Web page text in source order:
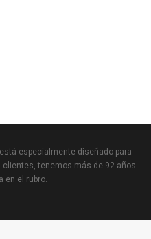
especialmente diseñado para
tenemos más de 92 años
en el rubro.